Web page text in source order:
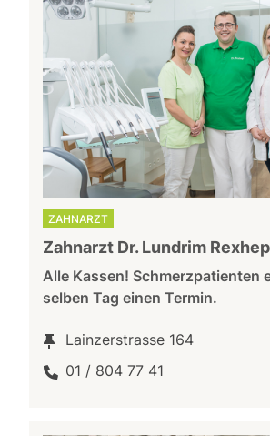
ZAHNARZT
Zahnarzt Dr. Lundrim
Alle Kassen! Schmerzpatienten
selben Tag einen Termin.
Lainzerstrasse 164
01 / 804 77 41